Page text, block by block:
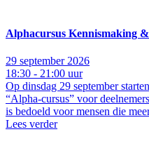
Alphacursus Kennismaking
29 september 2026
18:30 - 21:00 uur
Op dinsdag 29 september
“Alpha-cursus” voor
is bedoeld voor mensen die
Lees verder